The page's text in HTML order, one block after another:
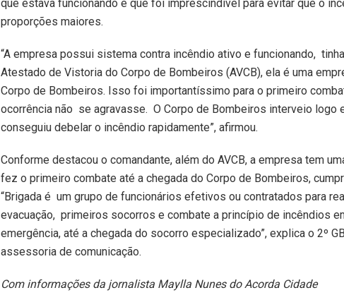
que estava funcionando e que foi imprescindível para evitar que o
proporções maiores.
“A empresa possui sistema contra incêndio ativo e funcionando,
Atestado de Vistoria do Corpo de Bombeiros (AVCB), ela é uma
Corpo de Bombeiros. Isso foi importantíssimo para o primeiro
ocorrência não se agravasse. O Corpo de Bombeiros interveio logo
conseguiu debelar o incêndio rapidamente”, afirmou.
Conforme destacou o comandante, além do AVCB, a empresa tem
fez o primeiro combate até a chegada do Corpo de Bombeiros,
“Brigada é um grupo de funcionários efetivos ou contratados para
evacuação, primeiros socorros e combate a princípio de incêndios
emergência, até a chegada do socorro especializado”, explica o 2º
assessoria de comunicação.
Com informações da jornalista Maylla Nunes do Acorda Cidade